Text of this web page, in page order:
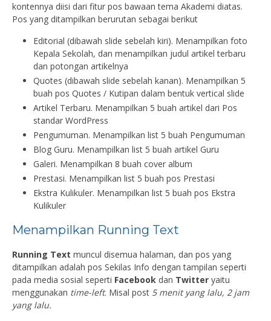
kontennya diisi dari fitur pos bawaan tema Akademi diatas.
Pos yang ditampilkan berurutan sebagai berikut
Editorial (dibawah slide sebelah kiri). Menampilkan foto
Kepala Sekolah, dan menampilkan judul artikel terbaru
dan potongan artikelnya
Quotes (dibawah slide sebelah kanan). Menampilkan 5
buah pos Quotes / Kutipan dalam bentuk vertical slide
Artikel Terbaru. Menampilkan 5 buah artikel dari Pos
standar WordPress
Pengumuman. Menampilkan list 5 buah Pengumuman
Blog Guru. Menampilkan list 5 buah artikel Guru
Galeri. Menampilkan 8 buah cover album
Prestasi. Menampilkan list 5 buah pos Prestasi
Ekstra Kulikuler. Menampilkan list 5 buah pos Ekstra
Kulikuler
Menampilkan Running Text
Running Text muncul disemua halaman, dan pos yang
ditampilkan adalah pos Sekilas Info dengan tampilan seperti
pada media sosial seperti Facebook dan Twitter yaitu
menggunakan time-left. Misal post 5 menit yang lalu, 2 jam
yang lalu.